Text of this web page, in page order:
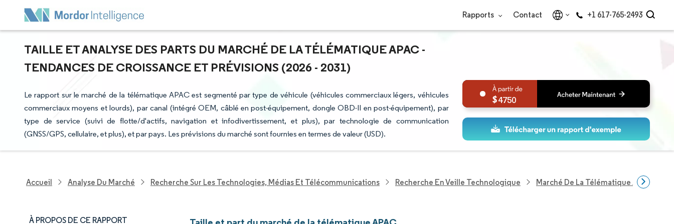
Rapports Contact +1 617-765-2493
TAILLE ET ANALYSE DES PARTS DU MARCHÉ DE LA TÉLÉMATIQUE APAC -
TENDANCES DE CROISSANCE ET PRÉVISIONS (2026 - 2031)
Le rapport sur le marché de la télématique APAC est segmenté par type de véhicule (véhicules commerciaux légers, véhicules
commerciaux moyens et lourds), par canal (intégré OEM, câblé en post-équipement, dongle OBD-II en post-équipement), par
type de service (suivi de flotte/d'actifs, navigation et infodivertissement, et plus), par technologie de communication
(GNSS/GPS, cellulaire, et plus), et par pays. Les prévisions du marché sont fournies en termes de valeur (USD).
4750
Accueil Analyse Du Marché Recherche Sur Les Technologies, Médias Et Télécommunications Recherche En Veille Technologique Marché De La Télématique APAC
À PROPOS DE CE RAPPORT